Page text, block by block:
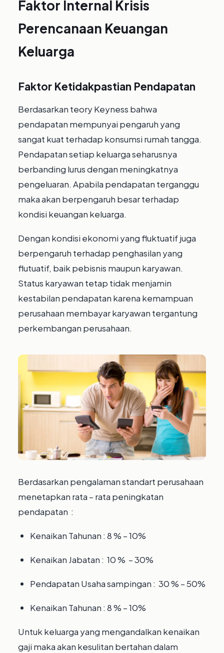
Faktor Internal Krisis
Perencanaan Keuangan
Keluarga
Faktor Ketidakpastian Pendapatan
Berdasarkan teory Keyness bahwa
pendapatan mempunyai pengaruh yang
sangat kuat terhadap konsumsi rumah tangga.
Pendapatan setiap keluarga seharusnya
berbanding lurus dengan meningkatnya
pengeluaran. Apabila pendapatan terganggu
maka akan berpengaruh besar terhadap
kondisi keuangan keluarga.
Dengan kondisi ekonomi yang fluktuatif juga
berpengaruh terhadap penghasilan yang
flutuatif, baik pebisnis maupun karyawan.
Status karyawan tetap tidak menjamin
kestabilan pendapatan karena kemampuan
perusahaan membayar karyawan tergantung
perkembangan perusahaan.
Berdasarkan pengalaman standart perusahaan
menetapkan rata – rata peningkatan
pendapatan :
Kenaikan Tahunan : 8 % – 10%
Kenaikan Jabatan : 10 % – 30%
Pendapatan Usaha sampingan : 30 % – 50%
Kenaikan Tahunan : 8 % – 10%
Untuk keluarga yang mengandalkan kenaikan
gaji maka akan kesulitan bertahan dalam